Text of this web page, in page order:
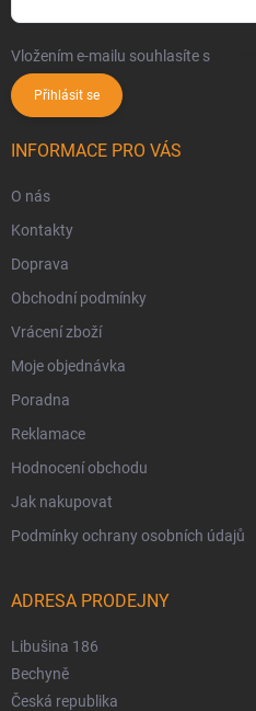
Vložením e-mailu souhlasíte s
Přihlásit se
INFORMACE PRO VÁS
O nás
Kontakty
Doprava
Obchodní podmínky
Vrácení zboží
Moje objednávka
Poradna
Reklamace
Hodnocení obchodu
Jak nakupovat
Podmínky ochrany osobních údajů
ADRESA PRODEJNY
Libušina 186
Bechyně
Česká republika